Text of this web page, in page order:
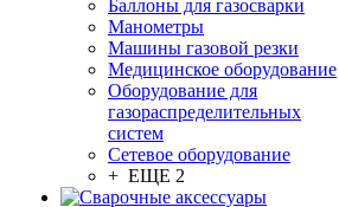
Баллоны для газосварки
Манометры
Машины газовой резки
Медицинское оборудование
Оборудование для
газораспределительных
систем
Сетевое оборудование
+ ЕЩЕ 2